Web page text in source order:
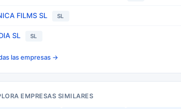
FILMS SL SL
SL SL
las empresas →
EMPRESAS SIMILARES